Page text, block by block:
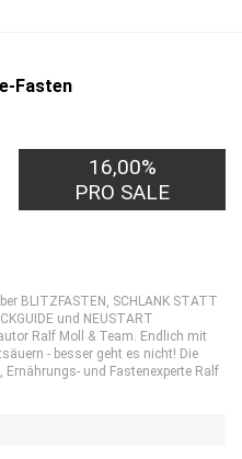
Fasten
16,00%
PRO SALE
BLITZFASTEN, SCHLANK STATT
und NEUSTART
Ralf Moll & Team. Endlich mit
- besser geht es nicht! Die
Ernährungs- und Fastenexperte Ralf